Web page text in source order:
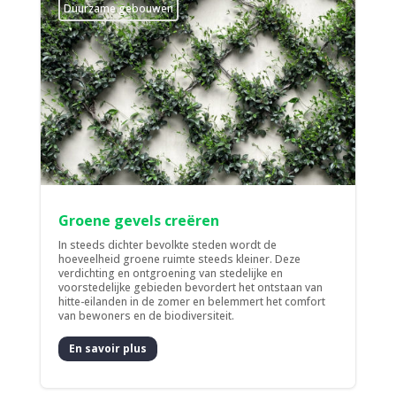
Duurzame gebouwen
Groene gevels creëren
In steeds dichter bevolkte steden wordt de
hoeveelheid groene ruimte steeds kleiner. Deze
verdichting en ontgroening van stedelijke en
voorstedelijke gebieden bevordert het ontstaan van
hitte-eilanden in de zomer en belemmert het comfort
van bewoners en de biodiversiteit.
En savoir plus